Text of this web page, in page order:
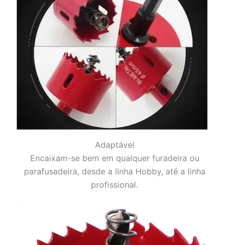
Adaptável
Encaixam-se bem em qualquer furadeira ou
parafusadeira, desde a linha Hobby, até a linha
profissional.